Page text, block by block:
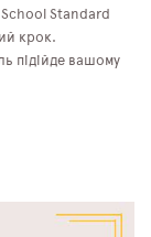
Standard
крок.
підійде вашому